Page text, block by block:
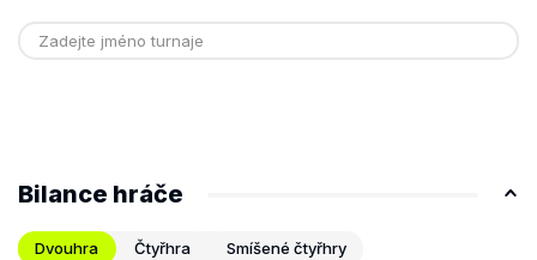
Bilance hráče
Dvouhra Čtyřhra Smíšené čtyřhry